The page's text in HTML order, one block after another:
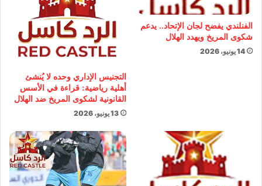
الفنلندي يفضح لجان الإتحاد.. يدعم
شكوى المريخ ويهدد الهلال
14 يونيو، 2026
التجنيس الإداري وحده لا يُنشئ
أهلية رياضية: قراءة في الأسس
القانونية لشكوى المريخ ضد الهلال
13 يونيو، 2026